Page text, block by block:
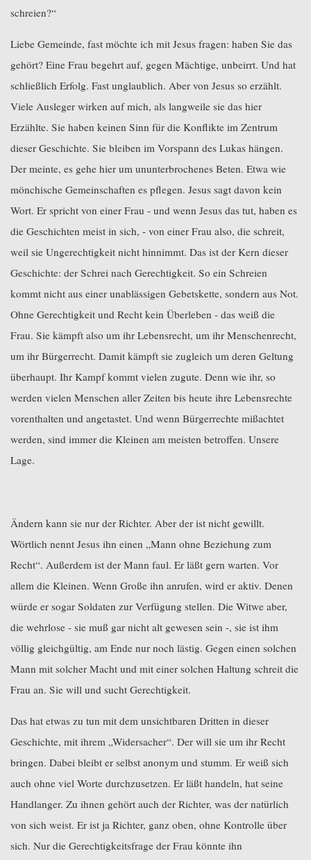
schreien?“
Liebe Gemeinde, fast möchte ich mit Jesus fragen: haben Sie das
gehört? Eine Frau begehrt auf, gegen Mächtige, unbeirrt. Und hat
schließlich Erfolg. Fast unglaublich. Aber von Jesus so erzählt.
Viele Ausleger wirken auf mich, als langweile sie das hier
Erzählte. Sie haben keinen Sinn für die Konflikte im Zentrum
dieser Geschichte. Sie bleiben im Vorspann des Lukas hängen.
Der meinte, es gehe hier um ununterbrochenes Beten. Etwa wie
mönchische Gemeinschaften es pflegen. Jesus sagt davon kein
Wort. Er spricht von einer Frau - und wenn Jesus das tut, haben es
die Geschichten meist in sich, - von einer Frau also, die schreit,
weil sie Ungerechtigkeit nicht hinnimmt. Das ist der Kern dieser
Geschichte: der Schrei nach Gerechtigkeit. So ein Schreien
kommt nicht aus einer unablässigen Gebetskette, sondern aus Not.
Ohne Gerechtigkeit und Recht kein Überleben - das weiß die
Frau. Sie kämpft also um ihr Lebensrecht, um ihr Menschenrecht,
um ihr Bürgerrecht. Damit kämpft sie zugleich um deren Geltung
überhaupt. Ihr Kampf kommt vielen zugute. Denn wie ihr, so
werden vielen Menschen aller Zeiten bis heute ihre Lebensrechte
vorenthalten und angetastet. Und wenn Bürgerrechte mißachtet
werden, sind immer die Kleinen am meisten betroffen. Unsere
Lage.
Ändern kann sie nur der Richter. Aber der ist nicht gewillt.
Wörtlich nennt Jesus ihn einen „Mann ohne Beziehung zum
Recht“. Außerdem ist der Mann faul. Er läßt gern warten. Vor
allem die Kleinen. Wenn Große ihn anrufen, wird er aktiv. Denen
würde er sogar Soldaten zur Verfügung stellen. Die Witwe aber,
die wehrlose - sie muß gar nicht alt gewesen sein -, sie ist ihm
völlig gleichgültig, am Ende nur noch lästig. Gegen einen solchen
Mann mit solcher Macht und mit einer solchen Haltung schreit die
Frau an. Sie will und sucht Gerechtigkeit.
Das hat etwas zu tun mit dem unsichtbaren Dritten in dieser
Geschichte, mit ihrem „Widersacher“. Der will sie um ihr Recht
bringen. Dabei bleibt er selbst anonym und stumm. Er weiß sich
auch ohne viel Worte durchzusetzen. Er läßt handeln, hat seine
Handlanger. Zu ihnen gehört auch der Richter, was der natürlich
von sich weist. Er ist ja Richter, ganz oben, ohne Kontrolle über
sich. Nur die Gerechtigkeitsfrage der Frau könnte ihn